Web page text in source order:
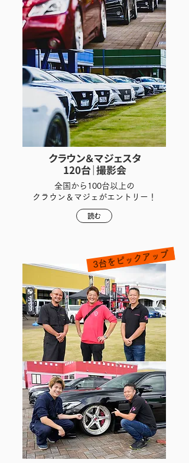
クラウン＆マジェスタ
120台｜撮影会
全国から100台以上の
クラウン＆マジェがエントリー！
読む
3台をピックアップ